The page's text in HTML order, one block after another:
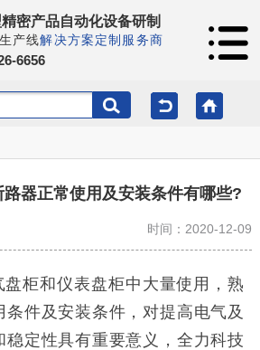
密产品自动化设备研制
产线解决方案定制服务商
6656
器正常使用及安装条件有哪些?
时间：2020-12-09
盘柜和仪表盘柜中大量使用，熟
条件及安装条件，对提高电气及
稳定性具有重要意义，全力科技